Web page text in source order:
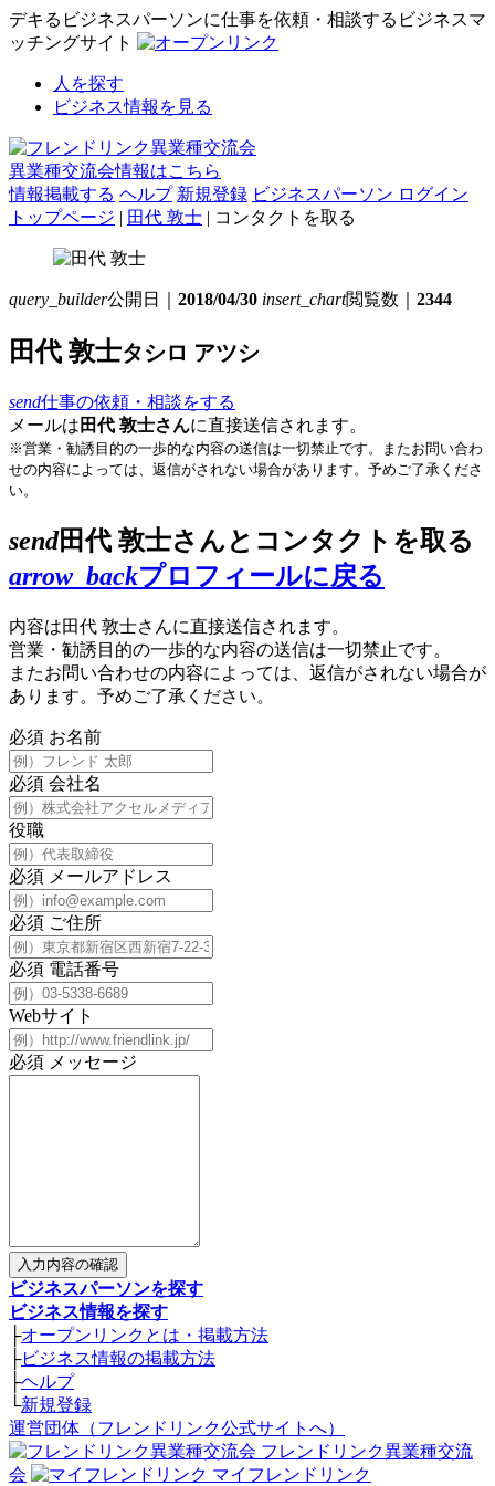
デキるビジネスパーソンに仕事を依頼・相談するビジネスマ
ッチングサイト
人を探す
ビジネス情報を見る
異業種交流会情報はこちら
情報掲載する ヘルプ 新規登録 ビジネスパーソン ログイン
トップページ | 田代 敦士 | コンタクトを取る
query_builder公開日｜ 2018/04/30 insert_chart閲覧数｜ 2344
田代 敦士タシロ アツシ
send仕事の依頼・相談をする
メールは 田代 敦士さんに直接送信されます。
※営業・勧誘目的の一歩的な内容の送信は一切禁止です。またお問い合わ
せの内容によっては、返信がされない場合があります。予めご了承くださ
い。
send田代 敦士さんとコンタクトを取る
arrow_backプロフィールに戻る
内容は田代 敦士さんに直接送信されます。
営業・勧誘目的の一歩的な内容の送信は一切禁止です。
またお問い合わせの内容によっては、返信がされない場合が
あります。予めご了承ください。
必須 お名前
必須 会社名
役職
必須 メールアドレス
必須 ご住所
必須 電話番号
Webサイト
必須 メッセージ
入力内容の確認
ビジネスパーソンを探す
ビジネス情報を探す
├オープンリンクとは・掲載方法
├ビジネス情報の掲載方法
├ヘルプ
└新規登録
運営団体（フレンドリンク公式サイトへ）
フレンドリンク異業種交流
会
マイフレンドリンク